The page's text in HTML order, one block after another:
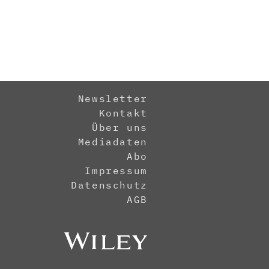
Newsletter
Kontakt
Über uns
Mediadaten
Abo
Impressum
Datenschutz
AGB